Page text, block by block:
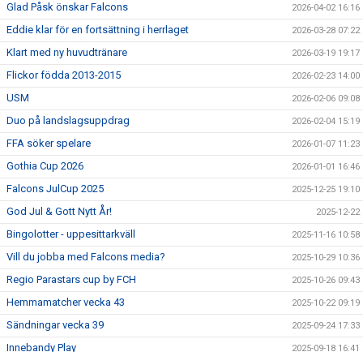
Glad Påsk önskar Falcons 2026-04-02 16:16
Eddie klar för en fortsättning i herrlaget 2026-03-28 07:22
Klart med ny huvudtränare 2026-03-19 19:17
Flickor födda 2013-2015 2026-02-23 14:00
USM 2026-02-06 09:08
Duo på landslagsuppdrag 2026-02-04 15:19
FFA söker spelare 2026-01-07 11:23
Gothia Cup 2026 2026-01-01 16:46
Falcons JulCup 2025 2025-12-25 19:10
God Jul & Gott Nytt År! 2025-12-22
Bingolotter - uppesittarkväll 2025-11-16 10:58
Vill du jobba med Falcons media? 2025-10-29 10:36
Regio Parastars cup by FCH 2025-10-26 09:43
Hemmamatcher vecka 43 2025-10-22 09:19
Sändningar vecka 39 2025-09-24 17:33
Innebandy Play 2025-09-18 16:41